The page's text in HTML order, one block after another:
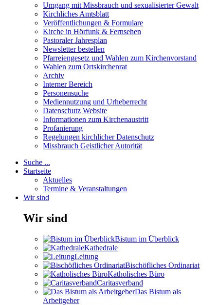
Umgang mit Missbrauch und sexualisierter Gewalt
Kirchliches Amtsblatt
Veröffentlichungen & Formulare
Kirche in Hörfunk & Fernsehen
Pastoraler Jahresplan
Newsletter bestellen
Pfarreiengesetz und Wahlen zum Kirchenvorstand
Wahlen zum Ortskirchenrat
Archiv
Interner Bereich
Personensuche
Mediennutzung und Urheberrecht
Datenschutz Website
Informationen zum Kirchenaustritt
Profanierung
Regelungen kirchlicher Datenschutz
Missbrauch Geistlicher Autorität
Suche ...
Startseite
Aktuelles
Termine & Veranstaltungen
Wir sind
Wir sind
Bistum im Überblick
Kathedrale
Leitung
Bischöfliches Ordinariat
Katholisches Büro
Caritasverband
Das Bistum als
Arbeitgeber